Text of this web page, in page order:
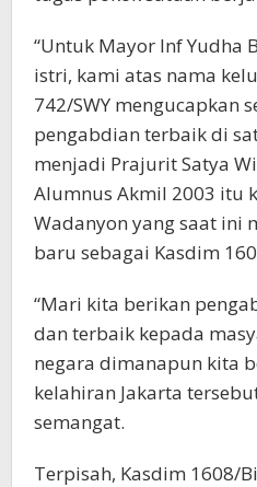
“Untuk Mayor Inf Yudha
istri, kami atas nama
742/SWY mengucapkan
pengabdian terbaik di
menjadi Prajurit Satya
Alumnus Akmil 2003 itu
Wadanyon yang saat ini
baru sebagai Kasdim
“Mari kita berikan
dan terbaik kepada
negara dimanapun kita
kelahiran Jakarta
semangat.
Terpisah, Kasdim 1608/